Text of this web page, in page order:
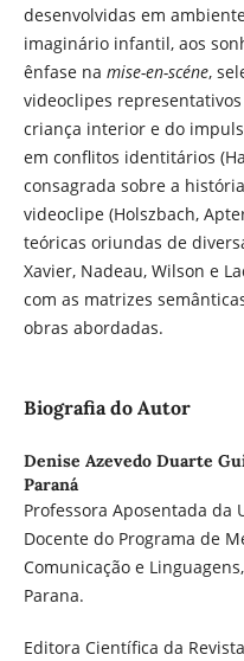
desenvolvidas em
imaginário infantil, aos
ênfase na mise-en-scéne,
videoclipes
criança interior e do
em conflitos identitários
consagrada sobre a
videoclipe (Holszbach,
teóricas oriundas de
Xavier, Nadeau, Wilson e
com as matrizes
obras abordadas.
Biografia do Autor
Denise Azevedo Duarte
Paraná
Professora Aposentada da
Docente do Programa de
Comunicação e
Parana.
Editora Científica da